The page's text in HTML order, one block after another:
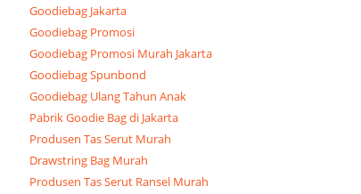
Goodiebag Jakarta
Goodiebag Promosi
Goodiebag Promosi Murah Jakarta
Goodiebag Spunbond
Goodiebag Ulang Tahun Anak
Pabrik Goodie Bag di Jakarta
Produsen Tas Serut Murah
Drawstring Bag Murah
Produsen Tas Serut Ransel Murah